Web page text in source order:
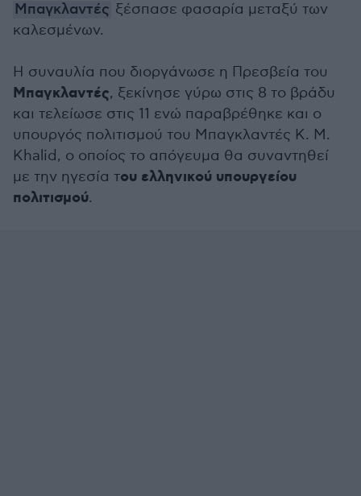
Μπαγκλαντές ξέσπασε φασαρία μεταξύ των
καλεσμένων.
Η συναυλία που διοργάνωσε η Πρεσβεία του
Μπαγκλαντές, ξεκίνησε γύρω στις 8 το βράδυ
και τελείωσε στις 11 ενώ παραβρέθηκε και ο
υπουργός πολιτισμού του Μπαγκλαντές K. M.
Khalid, ο οποίος το απόγευμα θα συναντηθεί
με την ηγεσία του ελληνικού υπουργείου
πολιτισμού.